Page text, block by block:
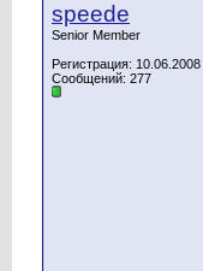
speede
Senior Member
Регистрация: 10.06.2008
Сообщений: 277